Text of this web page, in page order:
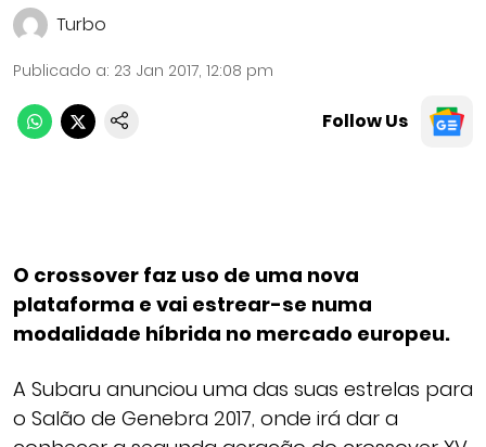
Turbo
Publicado a: 23 Jan 2017, 12:08 pm
Follow Us
O crossover faz uso de uma nova
plataforma e vai estrear-se numa
modalidade híbrida no mercado europeu.
A Subaru anunciou uma das suas estrelas para
o Salão de Genebra 2017, onde irá dar a